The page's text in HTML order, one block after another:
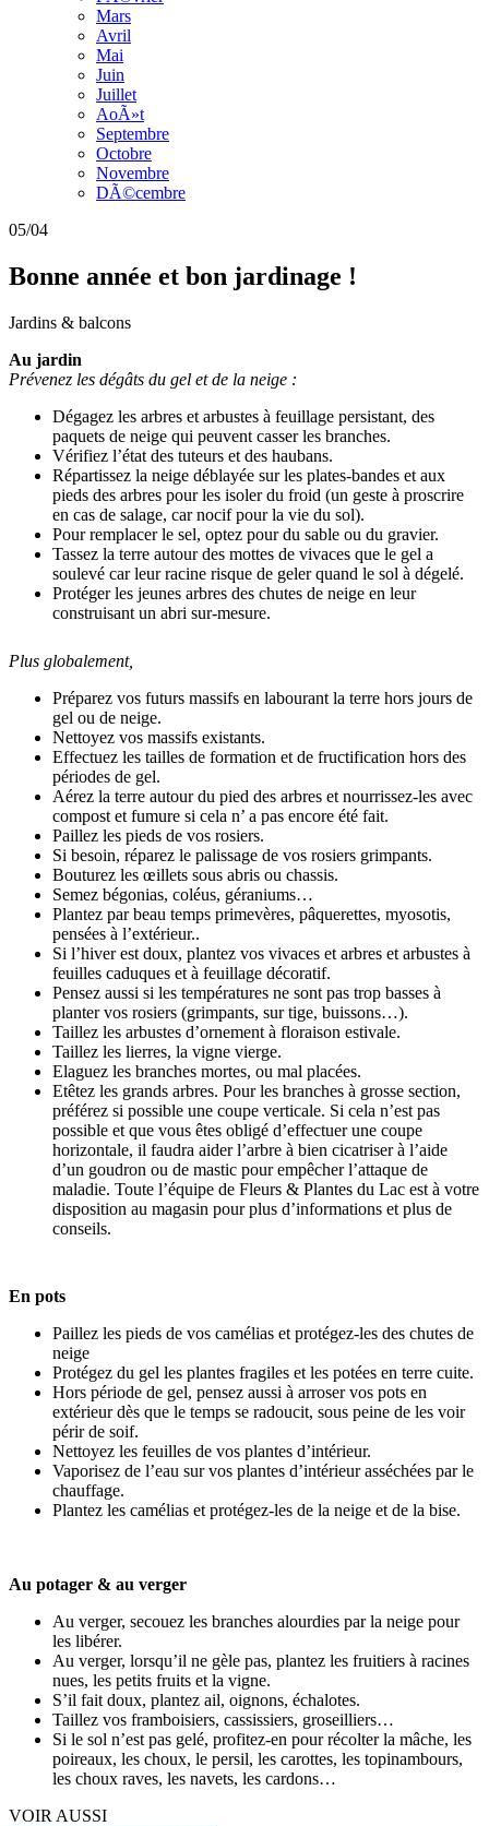
Mars
Avril
Mai
Juin
Juillet
AoÃ»t
Septembre
Octobre
Novembre
DÃ©cembre
05/04
Bonne année et bon jardinage !
Jardins & balcons
Au jardin
Prévenez les dégâts du gel et de la neige :
Dégagez les arbres et arbustes à feuillage persistant, des
paquets de neige qui peuvent casser les branches.
Vérifiez l’état des tuteurs et des haubans.
Répartissez la neige déblayée sur les plates-bandes et aux
pieds des arbres pour les isoler du froid (un geste à proscrire
en cas de salage, car nocif pour la vie du sol).
Pour remplacer le sel, optez pour du sable ou du gravier.
Tassez la terre autour des mottes de vivaces que le gel a
soulevé car leur racine risque de geler quand le sol à dégelé.
Protéger les jeunes arbres des chutes de neige en leur
construisant un abri sur-mesure.
Plus globalement,
Préparez vos futurs massifs en labourant la terre hors jours de
gel ou de neige.
Nettoyez vos massifs existants.
Effectuez les tailles de formation et de fructification hors des
périodes de gel.
Aérez la terre autour du pied des arbres et nourrissez-les avec
compost et fumure si cela n’ a pas encore été fait.
Paillez les pieds de vos rosiers.
Si besoin, réparez le palissage de vos rosiers grimpants.
Bouturez les œillets sous abris ou chassis.
Semez bégonias, coléus, géraniums…
Plantez par beau temps primevères, pâquerettes, myosotis,
pensées à l’extérieur..
Si l’hiver est doux, plantez vos vivaces et arbres et arbustes à
feuilles caduques et à feuillage décoratif.
Pensez aussi si les températures ne sont pas trop basses à
planter vos rosiers (grimpants, sur tige, buissons…).
Taillez les arbustes d’ornement à floraison estivale.
Taillez les lierres, la vigne vierge.
Elaguez les branches mortes, ou mal placées.
Etêtez les grands arbres. Pour les branches à grosse section,
préférez si possible une coupe verticale. Si cela n’est pas
possible et que vous êtes obligé d’effectuer une coupe
horizontale, il faudra aider l’arbre à bien cicatriser à l’aide
d’un goudron ou de mastic pour empêcher l’attaque de
maladie. Toute l’équipe de Fleurs & Plantes du Lac est à votre
disposition au magasin pour plus d’informations et plus de
conseils.
En pots
Paillez les pieds de vos camélias et protégez-les des chutes de
neige
Protégez du gel les plantes fragiles et les potées en terre cuite.
Hors période de gel, pensez aussi à arroser vos pots en
extérieur dès que le temps se radoucit, sous peine de les voir
périr de soif.
Nettoyez les feuilles de vos plantes d’intérieur.
Vaporisez de l’eau sur vos plantes d’intérieur asséchées par le
chauffage.
Plantez les camélias et protégez-les de la neige et de la bise.
Au potager & au verger
Au verger, secouez les branches alourdies par la neige pour
les libérer.
Au verger, lorsqu’il ne gèle pas, plantez les fruitiers à racines
nues, les petits fruits et la vigne.
S’il fait doux, plantez ail, oignons, échalotes.
Taillez vos framboisiers, cassissiers, groseilliers…
Si le sol n’est pas gelé, profitez-en pour récolter la mâche, les
poireaux, les choux, le persil, les carottes, les topinambours,
les choux raves, les navets, les cardons…
VOIR AUSSI